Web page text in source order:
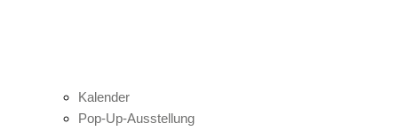
Kalender
Pop-Up-Ausstellung